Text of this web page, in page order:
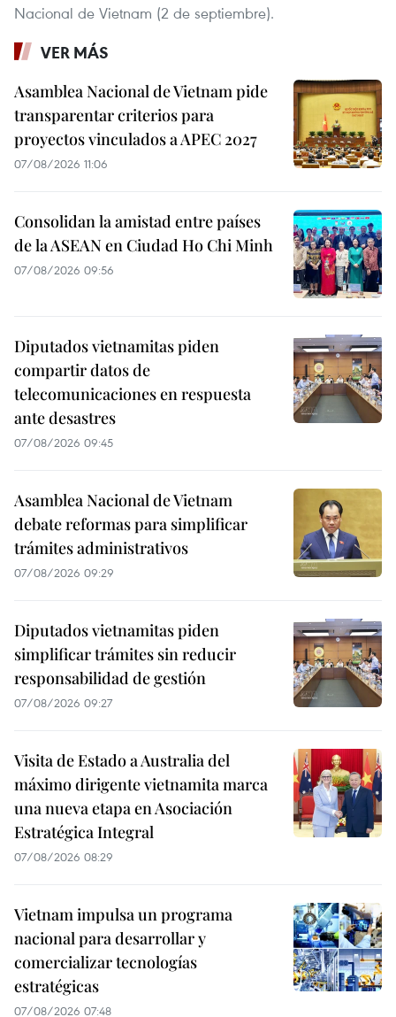
Nacional de Vietnam (2 de septiembre).
VER MÁS
Asamblea Nacional de Vietnam pide
transparentar criterios para
proyectos vinculados a APEC 2027
07/08/2026 11:06
Consolidan la amistad entre países
de la ASEAN en Ciudad Ho Chi Minh
07/08/2026 09:56
Diputados vietnamitas piden
compartir datos de
telecomunicaciones en respuesta
ante desastres
07/08/2026 09:45
Asamblea Nacional de Vietnam
debate reformas para simplificar
trámites administrativos
07/08/2026 09:29
Diputados vietnamitas piden
simplificar trámites sin reducir
responsabilidad de gestión
07/08/2026 09:27
Visita de Estado a Australia del
máximo dirigente vietnamita marca
una nueva etapa en Asociación
Estratégica Integral
07/08/2026 08:29
Vietnam impulsa un programa
nacional para desarrollar y
comercializar tecnologías
estratégicas
07/08/2026 07:48